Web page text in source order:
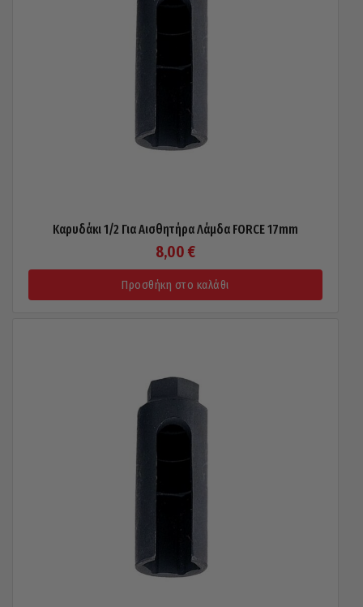
Καρυδάκι 1/2 Για Αισθητήρα Λάμδα FORCE 17mm
8,00 €
Προσθήκη στο καλάθι